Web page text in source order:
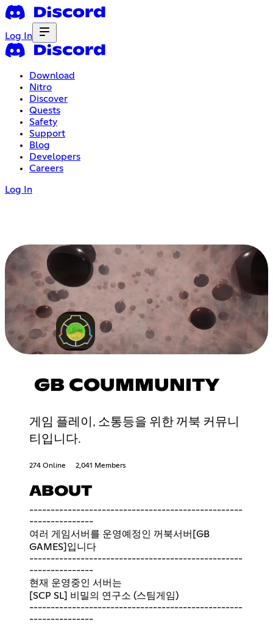
Log In
Download
Nitro
Discover
Quests
Safety
Support
Blog
Developers
Careers
Log In
GB COUMMUNITY
게임 플레이, 소통등을 위한 꺼북 커뮤니
티입니다.
274 Online 2,041 Members
ABOUT
--------------------------------------------------
---------------
여러 게임서버를 운영예정인 꺼북서버[GB
GAMES]입니다
--------------------------------------------------
---------------
현재 운영중인 서버는
[SCP SL] 비밀의 연구소 (스팀게임)
--------------------------------------------------
---------------